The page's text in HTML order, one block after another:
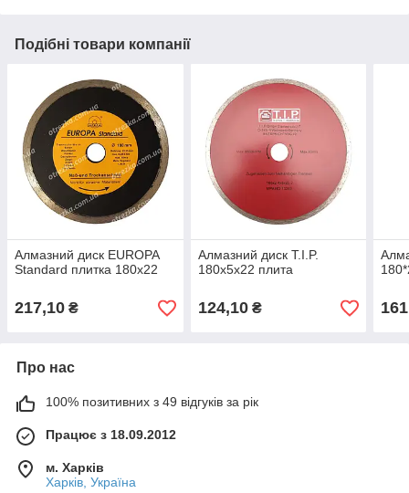
Подібні товари компанії
Алмазний диск EUROPA
Standard плитка 180х22
217,10 ₴
Алмазний диск T.I.P.
180х5х22 плита
124,10₴
Про нас
100% позитивних з 49 відгуків за рік
Працює з 18.09.2012
м. Харків
Харків, Україна